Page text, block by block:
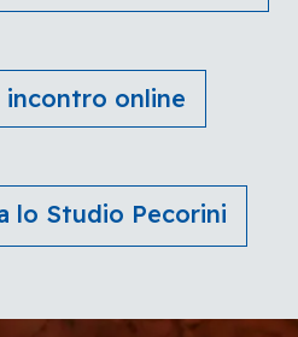
incontro online
lo Studio Pecorini